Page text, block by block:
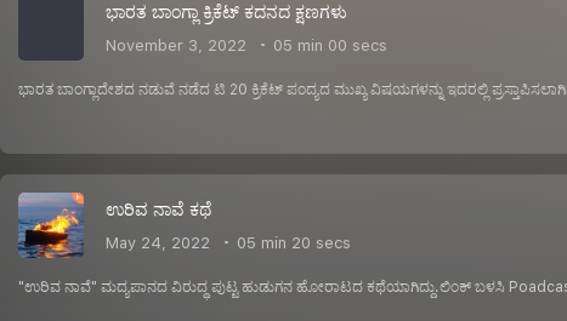
ಭಾರತ ಬಾಂಗ್ಲಾ ಕ್ರಿಕೆಟ್ ಕದನದ ಕ್ಷಣಗಳು
November 3, 2022 05 min 00 secs
ಭಾರತ ಬಾಂಗ್ಲಾದೇಶದ ನಡುವೆ ನಡೆದ ಟಿ 20 ಕ್ರಿಕೆಟ್ ಪಂದ್ಯದ ಮುಖ್ಯ ವಿಷಯಗಳನ್ನು ಇದರಲ್ಲಿ
ಉರಿವ ನಾವೆ ಕಥೆ
May 24, 2022 05 min 20 secs
"ಉರಿವ ನಾವೆ" ಮದ್ಯಪಾನದ ವಿರುದ್ಧ ಪುಟ್ಟ ಹುಡುಗನ ಹೋರಾಟದ ಕಥೆಯಾಗಿದ್ದು.ಲಿಂಕ್ ಬಳಸಿ